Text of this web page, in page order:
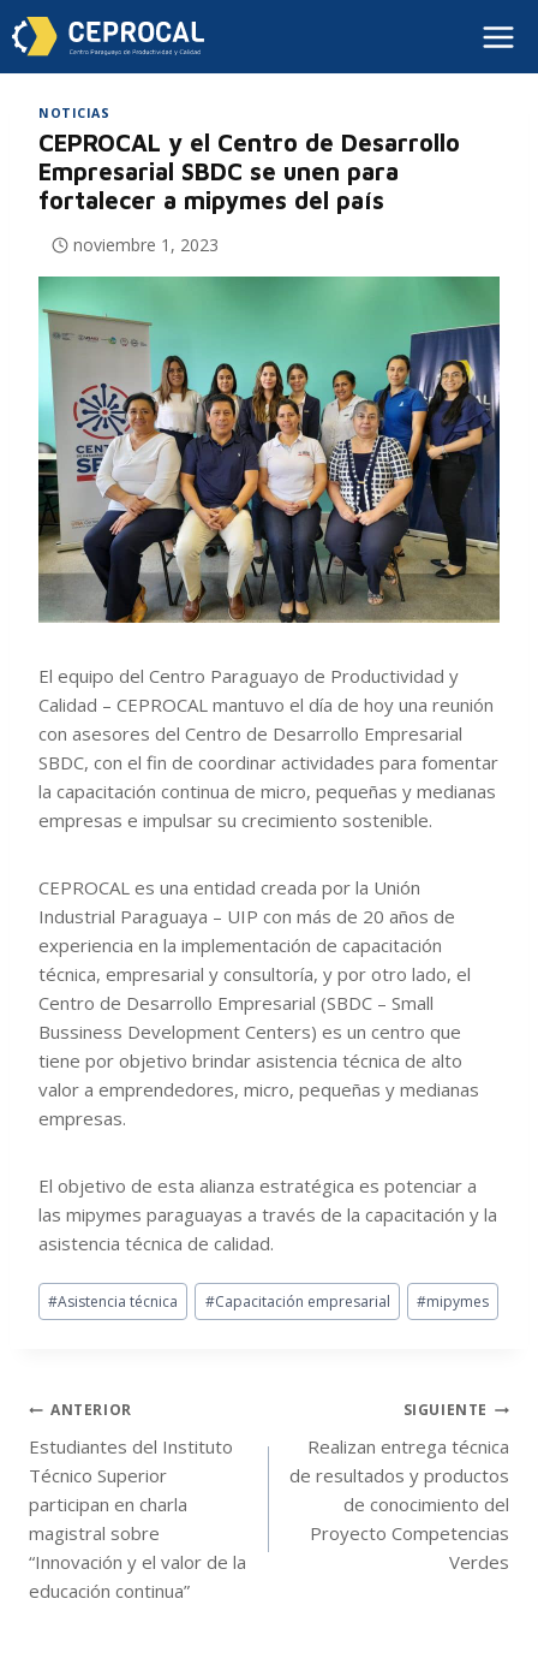
NOTICIAS
CEPROCAL y el Centro de Desarrollo
Empresarial SBDC se unen para
fortalecer a mipymes del país
noviembre 1, 2023
El equipo del Centro Paraguayo de Productividad y
Calidad – CEPROCAL mantuvo el día de hoy una reunión
con asesores del Centro de Desarrollo Empresarial
SBDC, con el fin de coordinar actividades para fomentar
la capacitación continua de micro, pequeñas y medianas
empresas e impulsar su crecimiento sostenible.
CEPROCAL es una entidad creada por la Unión
Industrial Paraguaya – UIP con más de 20 años de
experiencia en la implementación de capacitación
técnica, empresarial y consultoría, y por otro lado, el
Centro de Desarrollo Empresarial (SBDC – Small
Bussiness Development Centers) es un centro que
tiene por objetivo brindar asistencia técnica de alto
valor a emprendedores, micro, pequeñas y medianas
empresas.
El objetivo de esta alianza estratégica es potenciar a
las mipymes paraguayas a través de la capacitación y la
asistencia técnica de calidad.
#Asistencia técnica #Capacitación empresarial #mipymes
ANTERIOR
Estudiantes del Instituto
Técnico Superior
participan en charla
magistral sobre
“Innovación y el valor de la
educación continua”
SIGUIENTE
Realizan entrega técnica
de resultados y productos
de conocimiento del
Proyecto Competencias
Verdes